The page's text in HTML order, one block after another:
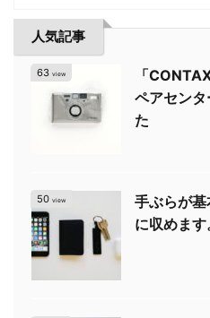
人気記事
63 view
「
ペアセン
た
50 view
手ぶらが
に収めます